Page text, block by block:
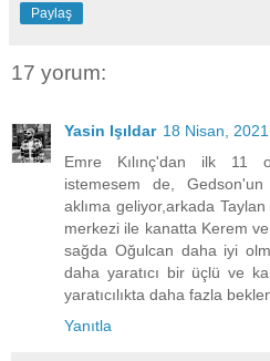
Paylaş
17 yorum:
Yasin Işıldar 18 Nisan,
Emre Kılınç'dan ilk 11
istemesem de,
aklıma geliyor,arkada
merkezi ile kanatta Kerem
sağda Oğulcan daha iyi
daha yaratıcı bir üçlü ve
yaratıcılıkta daha fazla
Yanıtla